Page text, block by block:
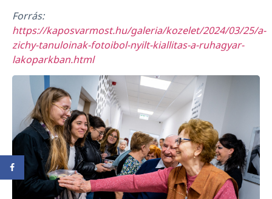
Forrás:
https://kaposvarmost.hu/galeria/kozelet/2024/03/25/a-
zichy-tanuloinak-fotoibol-nyilt-kiallitas-a-ruhagyar-
lakoparkban.html